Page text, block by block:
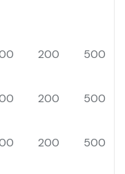
200 500
200 500
200 500